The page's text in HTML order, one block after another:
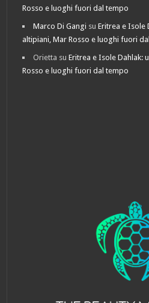
Rosso e luoghi fuori dal tempo
Marco Di Gangi suEritrea e Isole
altipiani, Mar Rosso e luoghi fuori
Orietta suEritrea e Isole Dahlak:
Rosso e luoghi fuori dal tempo